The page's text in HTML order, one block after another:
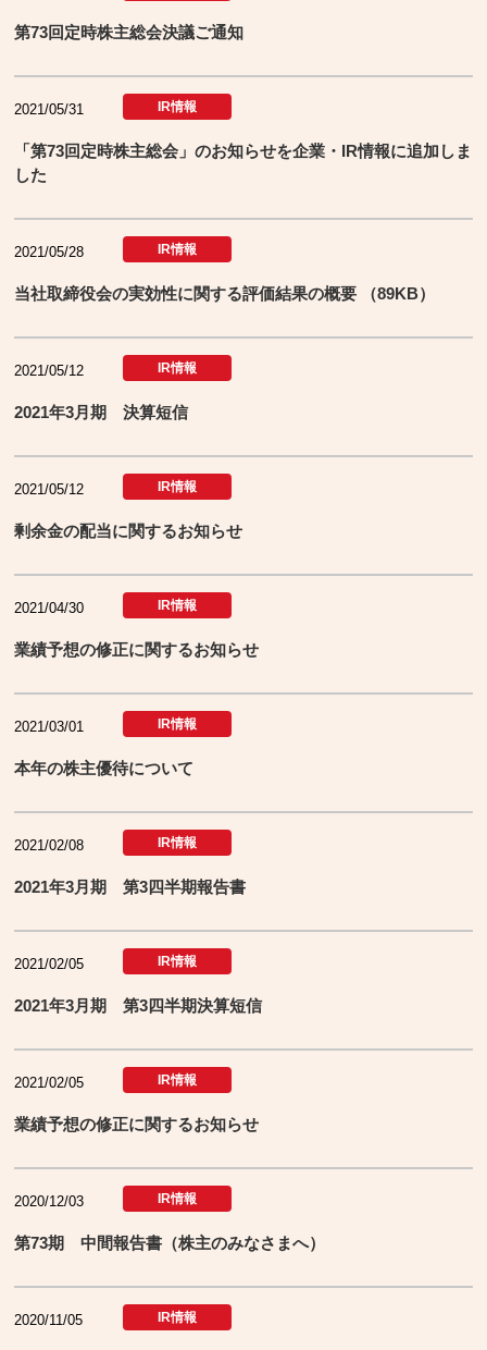
第73回定時株主総会決議ご通知
2021/05/31 IR情報
「第73回定時株主総会」のお知らせを企業・IR情報に追加しま
した
2021/05/28 IR情報
当社取締役会の実効性に関する評価結果の概要 （89KB）
2021/05/12 IR情報
2021年3月期 決算短信
2021/05/12 IR情報
剰余金の配当に関するお知らせ
2021/04/30 IR情報
業績予想の修正に関するお知らせ
2021/03/01 IR情報
本年の株主優待について
2021/02/08 IR情報
2021年3月期 第3四半期報告書
2021/02/05 IR情報
2021年3月期 第3四半期決算短信
2021/02/05 IR情報
業績予想の修正に関するお知らせ
2020/12/03 IR情報
第73期 中間報告書（株主のみなさまへ）
2020/11/05 IR情報